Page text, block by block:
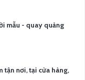
mẫu - quay quảng
tận nơi, tại cửa hàng,